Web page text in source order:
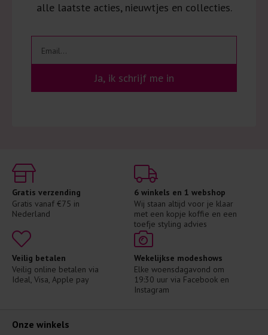
alle laatste acties, nieuwtjes en collecties.
Ja, ik schrijf me in
Gratis verzending
Gratis vanaf €75 in
Nederland
6 winkels en 1 webshop
Wij staan altijd voor je klaar
met een kopje koffie en een
toefje styling advies
Veilig betalen
Veilig online betalen via
Ideal, Visa, Apple pay
Wekelijkse modeshows
Elke woensdagavond om
19:30 uur via Facebook en
Instagram
Onze winkels